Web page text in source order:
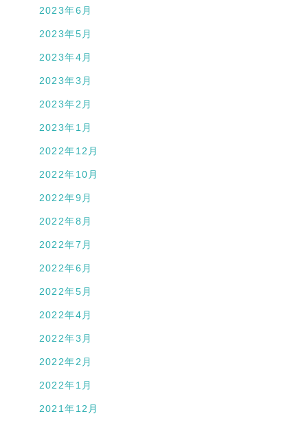
2023年6月
2023年5月
2023年4月
2023年3月
2023年2月
2023年1月
2022年12月
2022年10月
2022年9月
2022年8月
2022年7月
2022年6月
2022年5月
2022年4月
2022年3月
2022年2月
2022年1月
2021年12月